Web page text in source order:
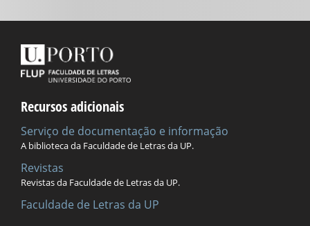
Recursos adicionais
Serviço de documentação e informação
A biblioteca da Faculdade de Letras da UP.
Revistas
Revistas da Faculdade de Letras da UP.
Faculdade de Letras da UP